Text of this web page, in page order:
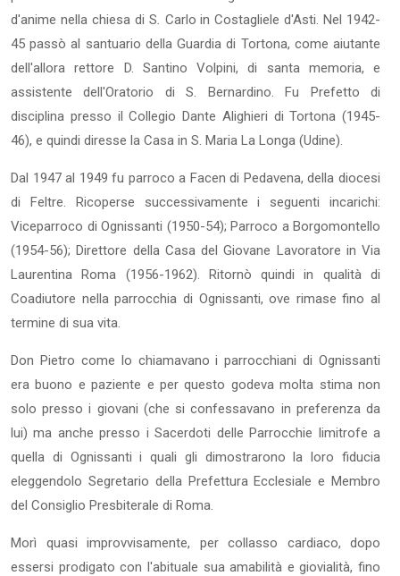
d'anime nella chiesa di S Carlo in Costagliele d'Asti. Nel 1942-
45 passò al santuario della Guardia di Tortona, come aiutante
dell'allora rettore D. Santino Volpini, di santa memoria, e
assistente dell'Oratorio di S. Bernardino. Fu Prefetto di
disciplina presso il Collegio Dante Alighieri di Tortona (1945-
46), e quindi diresse la Casa in S. Maria La Longa (Udine).
Dal 1947 al 1949 fu parroco a Facen di Pedavena, della diocesi
di Feltre. Ricoperse successivamente i seguenti incarichi:
Viceparroco di Ognissanti (1950-54); Parroco a Borgomontello
(1954-56); Direttore della Casa del Giovane Lavoratore in Via
Laurentina Roma (1956-1962). Ritornò quindi in qualità di
Coadiutore nella parrocchia di Ognissanti, ove rimase fino al
termine di sua vita.
Don Pietro come lo chiamavano i parrocchiani di Ognissanti
era buono e paziente e per questo godeva molta stima non
solo presso i giovani (che si confessavano in preferenza da
lui) ma anche presso i Sacerdoti delle Parrocchie limitrofe a
quella di Ognissanti i quali gli dimostrarono la loro fiducia
eleggendolo Segretario della Prefettura Ecclesiale e Membro
del Consiglio Presbiterale di Roma.
Morì quasi improvvisamente, per collasso cardiaco, dopo
essersi prodigato con l'abituale sua amabilità e giovialità, fino